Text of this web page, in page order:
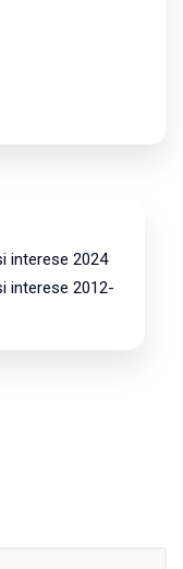
interese 2024
interese 2012-